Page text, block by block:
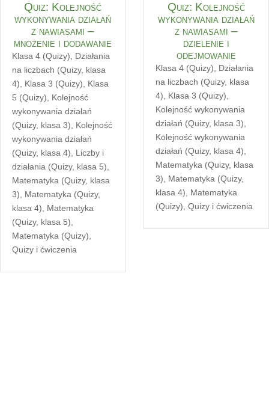
Quiz: Kolejność
wykonywania działań
z nawiasami –
mnożenie i dodawanie
Klasa 4 (Quizy)
Działania
na liczbach (Quizy, klasa
4)
Klasa 3 (Quizy)
Klasa
5 (Quizy)
Kolejność
wykonywania działań
(Quizy, klasa 3)
Kolejność
wykonywania działań
(Quizy, klasa 4)
Liczby i
działania (Quizy, klasa 5)
Matematyka (Quizy, klasa
3)
Matematyka (Quizy,
klasa 4)
Matematyka
(Quizy, klasa 5)
Matematyka (Quizy)
Quizy i ćwiczenia
Quiz: Kolejność
wykonywania działań
z nawiasami –
dzielenie i
odejmowanie
Klasa 4 (Quizy)
Działania
na liczbach (Quizy, klasa
4)
Klasa 3 (Quizy)
Kolejność wykonywania
działań (Quizy, klasa 3)
Kolejność wykonywania
działań (Quizy, klasa 4)
Matematyka (Quizy, klasa
3)
Matematyka (Quizy,
klasa 4)
Matematyka
(Quizy) Quizy i ćwiczenia